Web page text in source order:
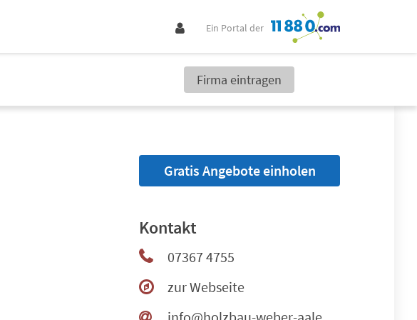
Ein Portal der
Firma eintragen
Gratis Angebote einholen
Kontakt
07367 4755
zur Webseite